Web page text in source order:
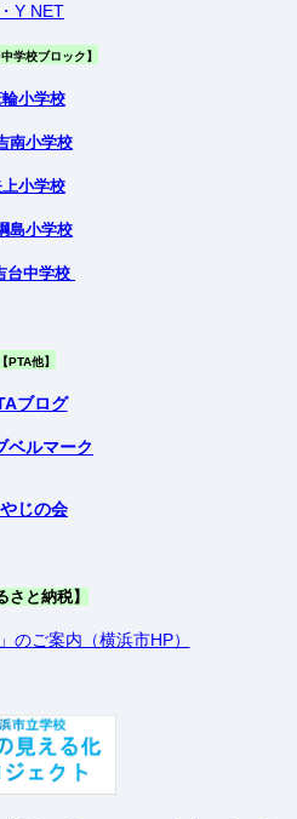
Y NET
中学校ブロック】
小学校
南小学校
小学校
島小学校
台中学校
【PTA他】
ブログ
ベルマーク
じの会
さと納税】
のご案内（横浜市HP）